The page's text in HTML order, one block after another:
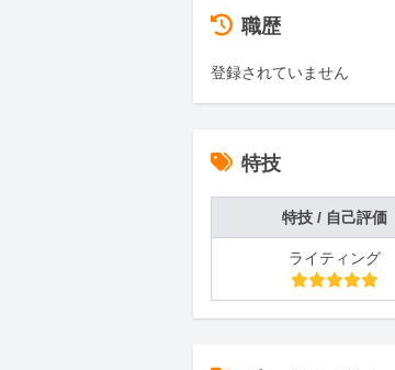
職歴
登録されていません
特技
特技 / 自己評価
ライティング